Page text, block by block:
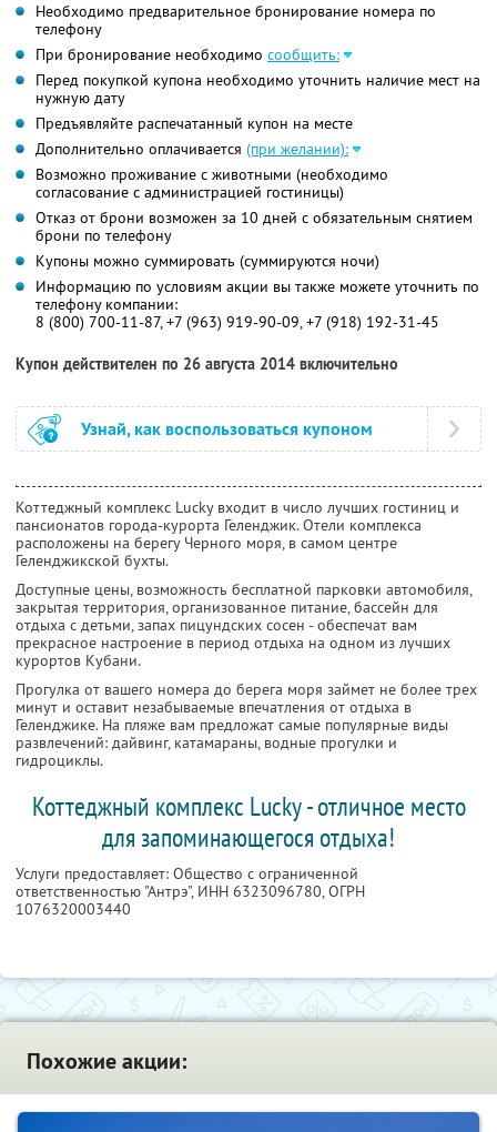
Необходимо предварительное бронирование номера по
телефону
При бронирование необходимо сообщить:
Перед покупкой купона необходимо уточнить наличие мест на
нужную дату
Предъявляйте распечатанный купон на месте
Дополнительно оплачивается (при желании):
Возможно проживание с животными (необходимо
согласование с администрацией гостиницы)
Отказ от брони возможен за 10 дней с обязательным снятием
брони по телефону
Купоны можно суммировать (суммируются ночи)
Информацию по условиям акции вы также можете уточнить по
телефону компании:
8 (800) 700-11-87, +7 (963) 919-90-09, +7 (918) 192-31-45
Купон действителен по 26 августа 2014 включительно
Узнай, как воспользоваться купоном
Коттеджный комплекс Lucky входит в число лучших гостиниц и
пансионатов города-курорта Геленджик. Отели комплекса
расположены на берегу Черного моря, в самом центре
Геленджикской бухты.
Доступные цены, возможность бесплатной парковки автомобиля,
закрытая территория, организованное питание, бассейн для
отдыха с детьми, запах пицундских сосен - обеспечат вам
прекрасное настроение в период отдыха на одном из лучших
курортов Кубани.
Прогулка от вашего номера до берега моря займет не более трех
минут и оставит незабываемые впечатления от отдыха в
Геленджике. На пляже вам предложат самые популярные виды
развлечений: дайвинг, катамараны, водные прогулки и
гидроциклы.
Коттеджный комплекс Lucky - отличное место
для запоминающегося отдыха!
Услуги предоставляет: Общество с ограниченной
ответственностью "Антрэ", ИНН 6323096780, ОГРН
1076320003440
Похожие акции: